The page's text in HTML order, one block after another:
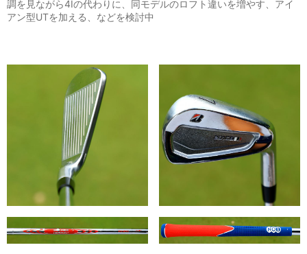
調を見ながら4Iの代わりに、同モデルのロフト違いを増やす、アイ
アン型UTを加える、などを検討中